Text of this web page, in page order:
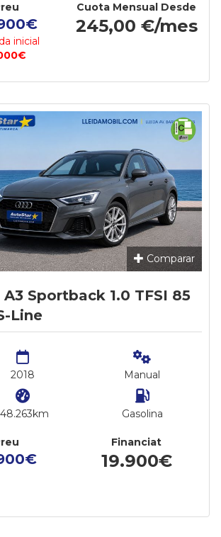
inicial
Cuota Mensual Desde
245,00 €/mes
Comparar
Sportback 1.0 TFSI 85
Line
2018 Manual
Gasolina
Financiat
19.900€